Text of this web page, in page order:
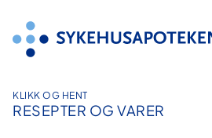
innhold
KLIKK OG HENT
RESEPTER OG VARER